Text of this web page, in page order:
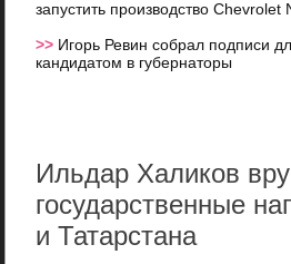
запустить производство Chevrolet
>> Игорь Ревин собрал подписи
кандидатом в губернаторы
Ильдар Халиков
государственные
и Татарстана